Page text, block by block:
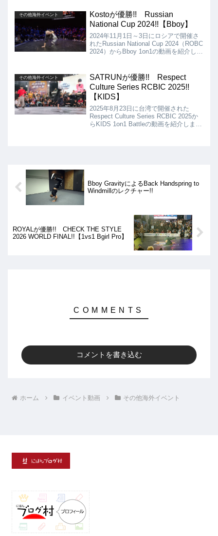
その他海外イベント
Kostoが優勝!! Russian
National Cup 2024!!【Bboy】
2024年11月1日～3日にロシアで開催さ
れたRussian National Cup 2024（ROBC
2024）からBboy 1on1の動画を紹介しま
た!!
その他海外イベント
SATRUNが優勝!! Respect
Culture Series RCBIC 2025!!
【KIDS】
2025年8月23日に台湾で開催された
Respect Culture Series RCBIC 2025か
らKIDS 1on1 Battleの動画を紹介しま
Bboy GravityによるBack Handspring to
Windmillのレクチャー!!
ROYALが優勝!! CHECK THE STYLE
2026 WORLD FINAL!!【1vs1 Bgirl Pro】
コメントを書き込む
ホーム イベント動画 その他海外イベント